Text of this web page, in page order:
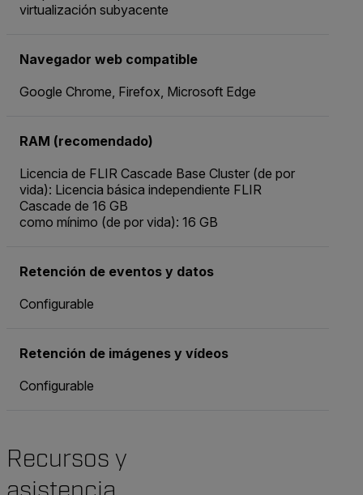
virtualización subyacente
Navegador web compatible
Google Chrome, Firefox, Microsoft Edge
RAM (recomendado)
Licencia de FLIR Cascade Base Cluster (de por
vida): Licencia básica independiente FLIR
Cascade de 16 GB
como mínimo (de por vida): 16 GB
Retención de eventos y datos
Configurable
Retención de imágenes y vídeos
Configurable
Recursos y